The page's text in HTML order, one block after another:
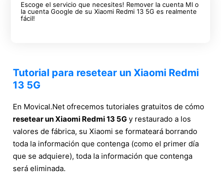
Escoge el servicio que necesites! Remover la cuenta MI o
la cuenta Google de su Xiaomi Redmi 13 5G es realmente
fácil!
Tutorial para resetear un Xiaomi Redmi
13 5G
En Movical.Net ofrecemos tutoriales gratuitos de cómo
resetear un Xiaomi Redmi 13 5G y restaurado a los
valores de fábrica, su Xiaomi se formateará borrando
toda la información que contenga (como el primer día
que se adquiere), toda la información que contenga
será eliminada.